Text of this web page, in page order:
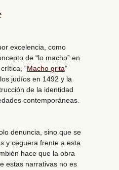
excelencia, como
de “lo macho” en
“Macho grita”
judíos en 1492 y la
de la identidad
contemporáneas.
denuncia, sino que se
y ceguera frente a esta
hace que la obra
estas narrativas no es